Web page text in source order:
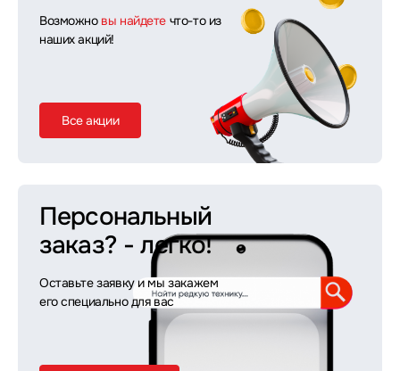
Возможно вы найдете что-то из
наших акций!
Все акции
Персональный
заказ? - легко!
Оставьте заявку и мы закажем
его специально для вас